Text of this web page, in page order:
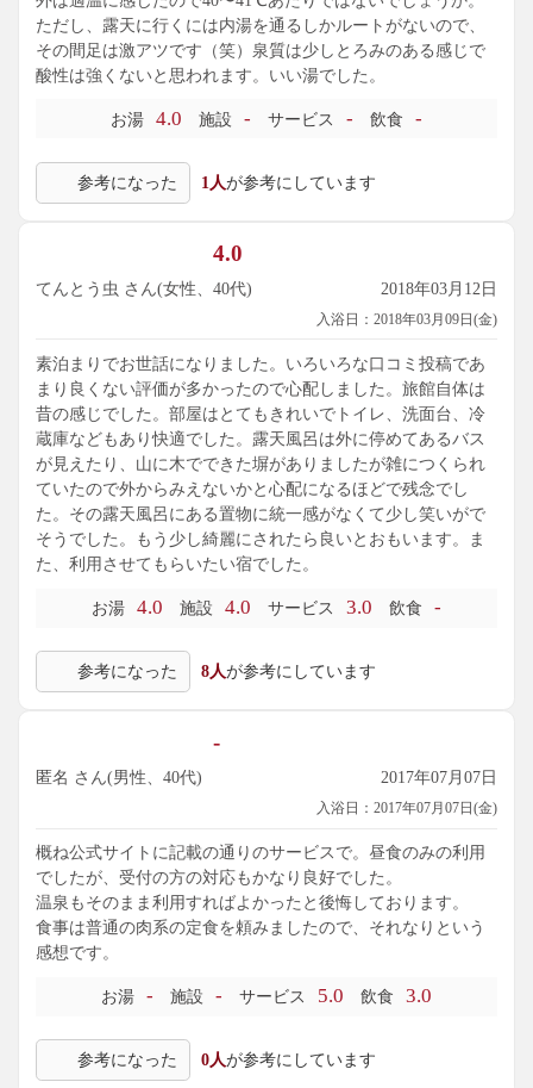
ただし、露天に行くには内湯を通るしかルートがないので、
その間足は激アツです（笑）泉質は少しとろみのある感じで
酸性は強くないと思われます。いい湯でした。
お湯 4.0 施設 - サービス - 飲食 -
参考になった 1人が参考にしています
4.0
てんとう虫 さん(女性、40代) 2018年03月12日
入浴日：2018年03月09日(金)
素泊まりでお世話になりました。いろいろな口コミ投稿であ
まり良くない評価が多かったので心配しました。旅館自体は
昔の感じでした。部屋はとてもきれいでトイレ、洗面台、冷
蔵庫などもあり快適でした。露天風呂は外に停めてあるバス
が見えたり、山に木でできた塀がありましたが雑につくられ
ていたので外からみえないかと心配になるほどで残念でし
た。その露天風呂にある置物に統一感がなくて少し笑いがで
そうでした。もう少し綺麗にされたら良いとおもいます。ま
た、利用させてもらいたい宿でした。
お湯 4.0 施設 4.0 サービス 3.0 飲食 -
参考になった 8人が参考にしています
-
匿名 さん(男性、40代) 2017年07月07日
入浴日：2017年07月07日(金)
概ね公式サイトに記載の通りのサービスで。昼食のみの利用
でしたが、受付の方の対応もかなり良好でした。
温泉もそのまま利用すればよかったと後悔しております。
食事は普通の肉系の定食を頼みましたので、それなりという
感想です。
お湯 - 施設 - サービス 5.0 飲食 3.0
参考になった 0人が参考にしています